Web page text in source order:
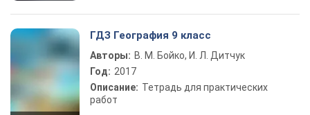
ГДЗ География 9 класс
Авторы: В. М. Бойко, И. Л. Дитчук
Год: 2017
Описание: Тетрадь для практических
работ